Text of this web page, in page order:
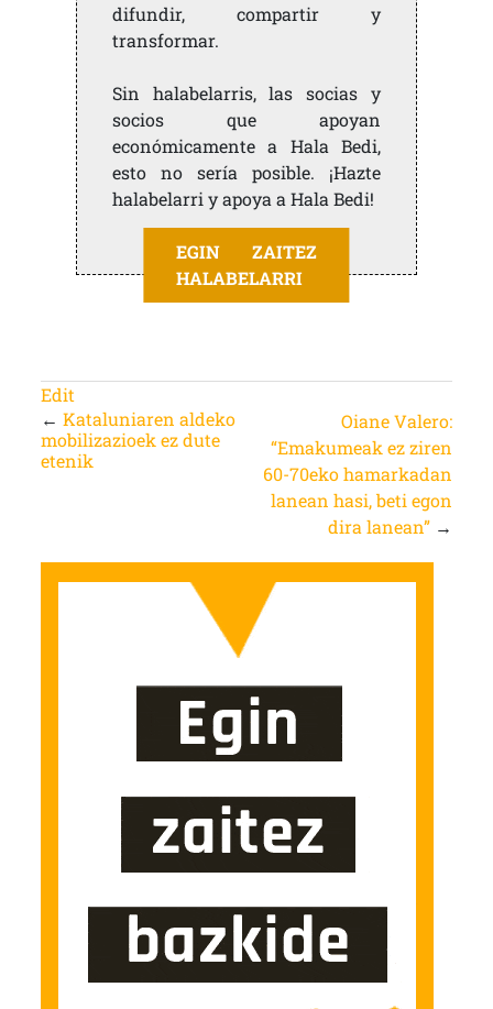
difundir, compartir y
transformar.
Sin halabelarris, las socias y
socios que apoyan
económicamente a Hala Bedi,
esto no sería posible. ¡Hazte
halabelarri y apoya a Hala Bedi!
EGIN ZAITEZ
HALABELARRI
Edit
← Kataluniaren aldeko
mobilizazioek ez dute
etenik
Oiane Valero:
“Emakumeak ez ziren
60-70eko hamarkadan
lanean hasi, beti egon
dira lanean” →